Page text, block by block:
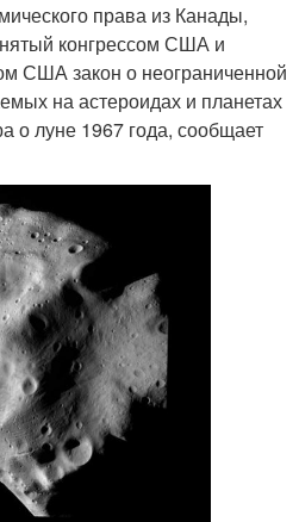
права из Канады,
конгрессом США и
США закон о неограниченной
на астероидах и планетах
о луне 1967 года, сообщает